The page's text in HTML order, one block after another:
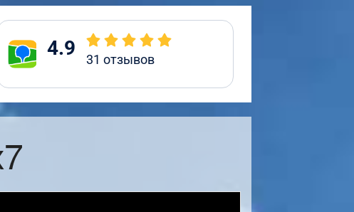
4.9 31 отзывов